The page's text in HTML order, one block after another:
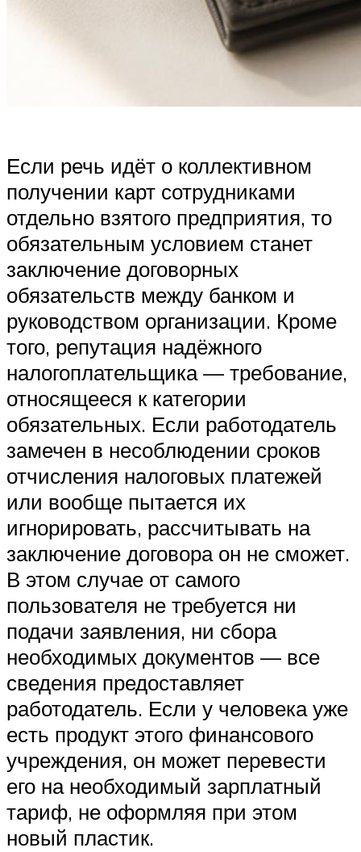
Если речь идёт о коллективном
получении карт сотрудниками
отдельно взятого предприятия, то
обязательным условием станет
заключение договорных
обязательств между банком и
руководством организации. Кроме
того, репутация надёжного
налогоплательщика — требование,
относящееся к категории
обязательных. Если работодатель
замечен в несоблюдении сроков
отчисления налоговых платежей
или вообще пытается их
игнорировать, рассчитывать на
заключение договора он не сможет.
В этом случае от самого
пользователя не требуется ни
подачи заявления, ни сбора
необходимых документов — все
сведения предоставляет
работодатель. Если у человека уже
есть продукт этого финансового
учреждения, он может перевести
его на необходимый зарплатный
тариф, не оформляя при этом
новый пластик.